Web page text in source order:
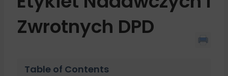
Zwrotnych DPD
Table of Contents